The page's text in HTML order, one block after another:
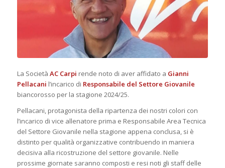
La Società AC Carpi rende noto di aver affidato a Gianni
Pellacani l’incarico di Responsabile del Settore Giovanile
biancorosso per la stagione 2024/25.
Pellacani, protagonista della ripartenza dei nostri colori con
l’incarico di vice allenatore prima e Responsabile Area Tecnica
del Settore Giovanile nella stagione appena conclusa, si è
distinto per qualità organizzative contribuendo in maniera
decisiva alla ricostruzione del settore giovanile. Nelle
prossime giornate saranno composti e resi noti gli staff delle